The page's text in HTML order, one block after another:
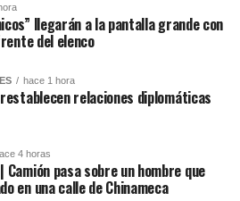
llegarán a la pantalla grande con
del elenco
hace 1 hora
relaciones diplomáticas
4 horas
| Camión pasa sobre un hombre que
en una calle de Chinameca